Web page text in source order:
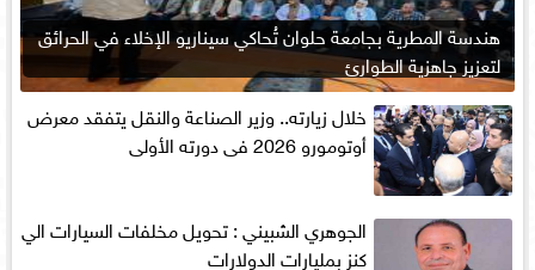
هندسة المطرية بجامعة حلوان تُحاكي سيناريو الإخلاء في الحرائق
لتعزيز جاهزية الطوارئ
خلال زيارته.. وزير الصناعة والنقل يتفقد معرض
أوتومورو 2026 فى دورته الأولى
الجوهري الشبيني : تحويل مخلفات السيارات الي
كنز بمليارات الدولارات